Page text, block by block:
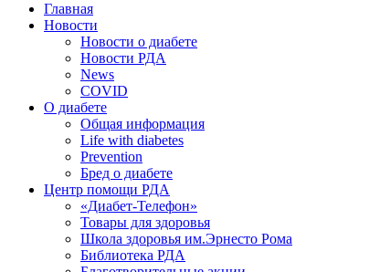
Главная
Новости
Новости о диабете
Новости РДА
News
COVID
О диабете
Общая информация
Life with diabetes
Prevention
Бред о диабете
Центр помощи РДА
«Диабет-Телефон»
Товары для здоровья
Школа здоровья им.Эрнесто Рома
Библиотека РДА